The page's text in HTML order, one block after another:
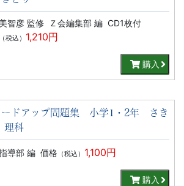
智彦 監修 Ｚ会編集部 編 CD1枚付
税込） 1,210円
購入
ードアップ問題集 小学1・2年 さき
理科
導部 編 価格（税込） 1,100円
購入